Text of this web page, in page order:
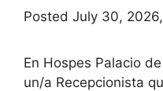
Posted July 30,
En Hospes Palacio
un/a Recepcionista